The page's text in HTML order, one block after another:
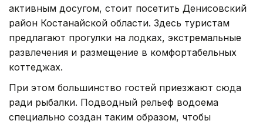
активным досугом, стоит посетить Денисовский
район Костанайской области. Здесь туристам
предлагают прогулки на лодках, экстремальные
развлечения и размещение в комфортабельных
коттеджах.
При этом большинство гостей приезжают сюда
ради рыбалки. Подводный рельеф водоема
специально создан таким образом, чтобы